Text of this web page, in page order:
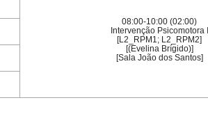
08:00-10:00 (02:00)
Intervenção Psicomotora I
[L2_RPM1; L2_RPM2]
[(Evelina Brígido)]
[Sala João dos Santos]